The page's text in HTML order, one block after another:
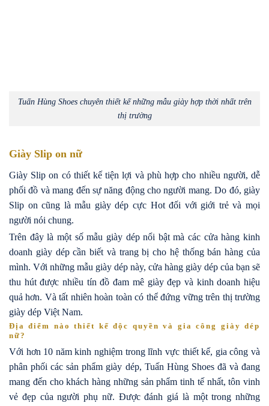
Tuấn Hùng Shoes chuyên thiết kế những mẫu giày hợp thời nhất trên
thị trường
Giày Slip on nữ
Giày Slip on có thiết kế tiện lợi và phù hợp cho nhiều người, dễ
phối đồ và mang đến sự năng động cho người mang. Do đó, giày
Slip on cũng là mẫu giày dép cực Hot đối với giới trẻ và mọi
người nói chung.
Trên đây là một số mẫu giày dép nổi bật mà các cửa hàng kinh
doanh giày dép cần biết và trang bị cho hệ thống bán hàng của
mình. Với những mẫu giày dép này, cửa hàng giày dép của bạn sẽ
thu hút được nhiều tín đồ đam mê giày đẹp và kinh doanh hiệu
quả hơn. Và tất nhiên hoàn toàn có thể đứng vững trên thị trường
giày dép Việt Nam.
Địa điểm nào thiết kế độc quyền và gia công giày dép
nữ?
Với hơn 10 năm kinh nghiệm trong lĩnh vực thiết kế, gia công và
phân phối các sản phẩm giày dép, Tuấn Hùng Shoes đã và đang
mang đến cho khách hàng những sản phẩm tinh tế nhất, tôn vinh
vẻ đẹp của người phụ nữ. Được đánh giá là một trong những